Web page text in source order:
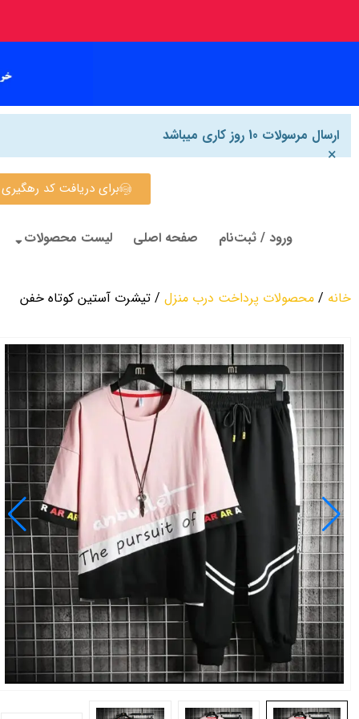
ارسال مرسولات 10 روز کاری میباشد
×
برای دریافت کد رهگیری روی
ورود / ثبت‌نام صفحه اصلی لیست محصولات
خانه / محصولات پرداخت درب منزل / تیشرت آستین کوتاه خفن